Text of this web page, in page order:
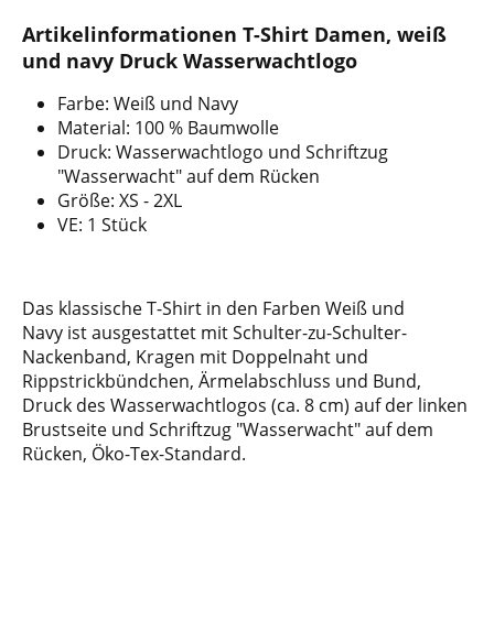
Artikelinformationen T-Shirt Damen, weiß
und navy Druck Wasserwachtlogo
Farbe: Weiß und Navy
Material: 100 % Baumwolle
Druck: Wasserwachtlogo und Schriftzug
"Wasserwacht" auf dem Rücken
Größe: XS - 2XL
VE: 1 Stück
Das klassische T-Shirt in den Farben Weiß und
Navy ist ausgestattet mit Schulter-zu-Schulter-
Nackenband, Kragen mit Doppelnaht und
Rippstrickbündchen, Ärmelabschluss und Bund,
Druck des Wasserwachtlogos (ca. 8 cm) auf der linken
Brustseite und Schriftzug "Wasserwacht" auf dem
Rücken, Öko-Tex-Standard.